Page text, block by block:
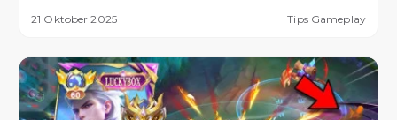
21 Oktober 2025 Tips Gameplay